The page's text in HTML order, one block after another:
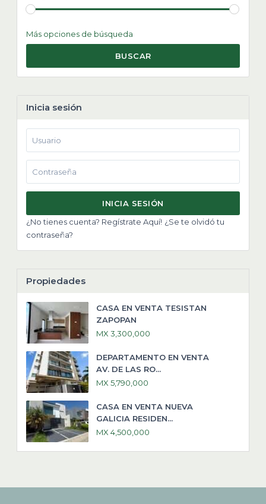
Más opciones de búsqueda
BUSCAR
Inicia sesión
INICIA SESIÓN
¿No tienes cuenta? Regístrate Aquí! ¿Se te olvidó tu
contraseña?
Propiedades
CASA EN VENTA TESISTAN
ZAPOPAN
MX 3,300,000
DEPARTAMENTO EN VENTA
AV. DE LAS RO...
MX 5,790,000
CASA EN VENTA NUEVA
GALICIA RESIDEN...
MX 4,500,000